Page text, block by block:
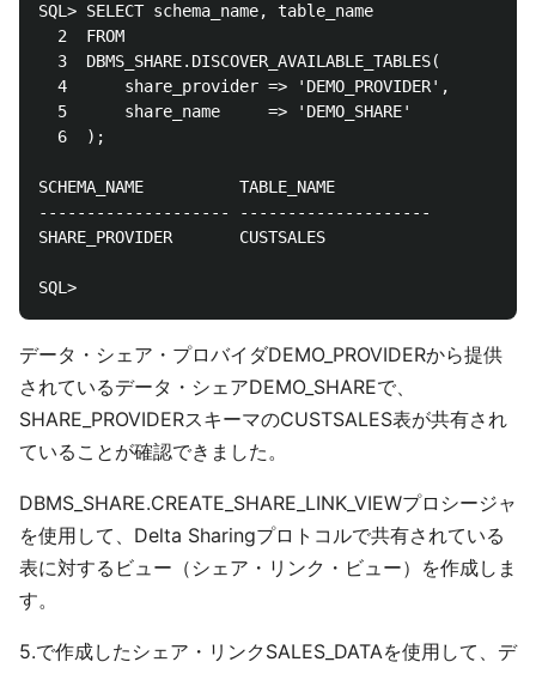
SQL> SELECT schema_name, table_name
  2  FROM
  3  DBMS_SHARE.DISCOVER_AVAILABLE_TABLES(
  4      share_provider => 'DEMO_PROVIDER',
  5      share_name     => 'DEMO_SHARE'
  6  );
SCHEMA_NAME	         TABLE_NAME
-------------------- --------------------
SHARE_PROVIDER	     CUSTSALES
データ・シェア・プロバイダDEMO_PROVIDERから提供
されているデータ・シェアDEMO_SHAREで、
SHARE_PROVIDERスキーマのCUSTSALES表が共有され
ていることが確認できました。
DBMS_SHARE.CREATE_SHARE_LINK_VIEWプロシージャ
を使用して、Delta Sharingプロトコルで共有されている
表に対するビュー（シェア・リンク・ビュー）を作成しま
す。
5.で作成したシェア・リンクSALES_DATAを使用して、デ